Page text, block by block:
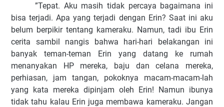
”Tepat. Aku masih tidak percaya bagaimana ini
bisa terjadi. Apa yang terjadi dengan Erin? Saat ini aku
belum berpikir tentang kameraku. Namun, tadi ibu Erin
cerita sambil nangis bahwa hari-hari belakangan ini
banyak teman-teman Erin yang datang ke rumah
menanyakan HP mereka, baju dan celana mereka,
perhiasan, jam tangan, pokoknya macam-macam-lah
yang kata mereka dipinjam oleh Erin! Namun ibunya
tidak tahu kalau Erin juga membawa kameraku. Jangan